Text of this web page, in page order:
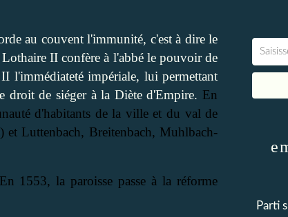
au couvent l'immunité, c'est à dire le
II confère à l'abbé le pouvoir de
l'immédiateté impériale, lui permettant
droit de siéger à la Diète d'Empire. En
d'habitants de la ville et du val de
et Luttenbach, Breitenbach, Muhlbach-
1553, la paroisse passe à la réforme
Parti